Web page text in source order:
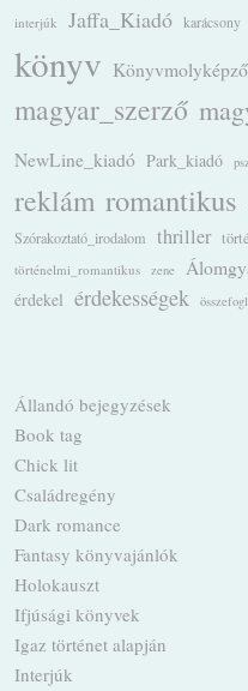
interjúk Jaffa_Kiadó karácsony
könyv Könyvmolyképző
magyar_szerző
NewLine_kiadó Park_kiadó
reklám romantikus
Szórakoztató_irodalom thriller
történelmi_romantikus
zene
érdekel érdekességek
Állandó bejegyzések
Book tag
Chick lit
Családregény
Dark romance
Fantasy könyvajánlók
Holokauszt
Ifjúsági könyvek
Igaz történet alapján
Interjúk